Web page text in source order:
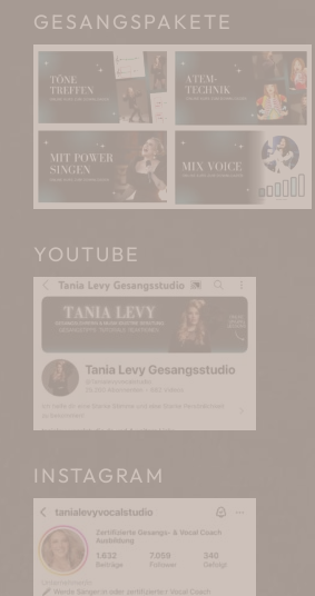
GESANGSPAKETE
YOUTUBE
INSTAGRAM